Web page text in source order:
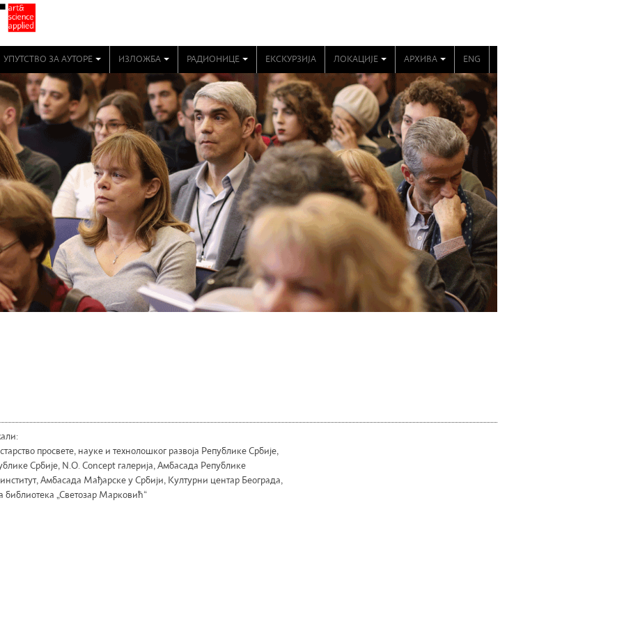
+
УПУТСТВО ЗА АУТОРЕ
+
ИЗЛОЖБА
+
РАДИОНИЦЕ ЕКСКУРЗИЈА
+
ЛОКАЦИЈЕ
+
АРХИВА ENG
просвете, науке и технолошког развоја Републике Србије,
Србије, N.O. Concept галерија, Амбасада Републике
Амбасада Мађарске у Србији, Културни центар Београда,
библиотека „Светозар Марковић“